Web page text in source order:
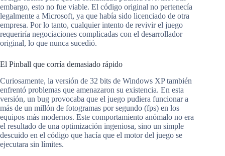
embargo, esto no fue viable. El código original no pertenecía
legalmente a Microsoft, ya que había sido licenciado de otra
empresa. Por lo tanto, cualquier intento de revivir el juego
requeriría negociaciones complicadas con el desarrollador
original, lo que nunca sucedió.
El Pinball que corría demasiado rápido
Curiosamente, la versión de 32 bits de Windows XP también
enfrentó problemas que amenazaron su existencia. En esta
versión, un bug provocaba que el juego pudiera funcionar a
más de un millón de fotogramas por segundo (fps) en los
equipos más modernos. Este comportamiento anómalo no era
el resultado de una optimización ingeniosa, sino un simple
descuido en el código que hacía que el motor del juego se
ejecutara sin límites.